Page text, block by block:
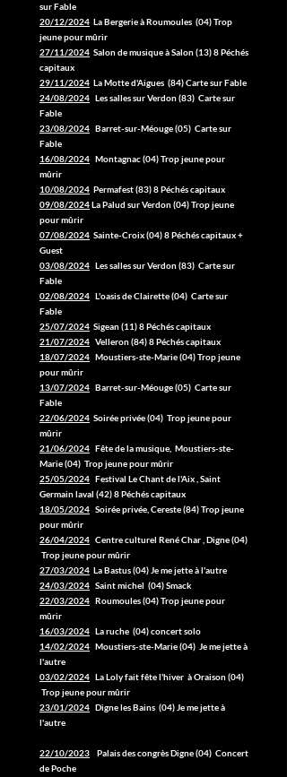
sur Fable
20/12/2024 La Bergerie à Roumoules (04) Trop
jeune pour mûrir
27/11/2024 Salon de musique à Salon (13) 8 Péchés
capitaux
29/11/2024 La Motte d'Aigues (84) Carte sur Fable
24/08/2024 Les salles sur Verdon (83) Carte sur
Fable
23/08/2024 Barret-sur-Méouge (05) Carte sur
Fable
16/08/2024 Montagnac (04) Trop jeune pour
mûrir
10/08/2024 Permafest (83) 8 Péchés capitaux
09/08/2024La Palud sur Verdon (04) Trop jeune
pour mûrir
07/08/2024 Sainte-Croix (04) 8 Péchés capitaux +
Guest
03/08/2024 Les salles sur Verdon (83) Carte sur
Fable
02/08/2024 L'oasis de Clairette (04) Carte sur
Fable
25/07/2024 Sigean (11) 8 Péchés capitaux
21/07/2024 Velleron (84) 8 Péchés capitaux
18/07/2024 Moustiers-ste-Marie (04) Trop jeune
pour mûrir
13/07/2024 Barret-sur-Méouge (05) Carte sur
Fable
22/06/2024 Soirée privée (04) Trop jeune pour
mûrir
21/06/2024 Fête de la musique, Moustiers-ste-
Marie (04) Trop jeune pour mûrir
25/05/2024 Festival Le Chant de l'Aix , Saint
Germain laval (42) 8 Péchés capitaux
18/05/2024 Soirée privée, Cereste (84) Trop jeune
pour mûrir
26/04/2024 Centre culturel René Char , Digne (04)
Trop jeune pour mûrir
27/03/2024 La Bastus (04) Je me jette à l'autre
24/03/2024 Saint michel (04) Smack
22/03/2024 Roumoules (04) Trop jeune pour
mûrir
16/03/2024 La ruche (04) concert solo
14/02/2024 Moustiers-ste-Marie (04) Je me jette à
l'autre
03/02/2024 La Loly fait fête l'hiver à Oraison (04)
Trop jeune pour mûrir
23/01/2024 Digne les Bains (04) Je me jette à
l'autre
22/10/2023 Palais des congrès Digne (04) Concert
de Poche